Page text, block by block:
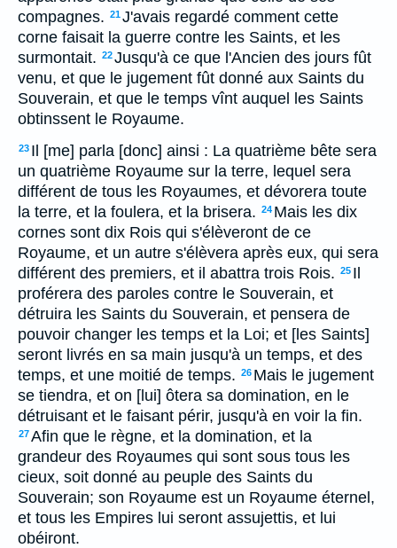
compagnes. 21J'avais regardé comment cette
corne faisait la guerre contre les Saints, et les
surmontait. 22Jusqu'à ce que l'Ancien des jours fût
venu, et que le jugement fût donné aux Saints du
Souverain, et que le temps vînt auquel les Saints
obtinssent le Royaume.
23 Il [me] parla [donc] ainsi : La quatrième bête sera
un quatrième Royaume sur la terre, lequel sera
différent de tous les Royaumes, et dévorera toute
la terre, et la foulera, et la brisera. 24 Mais les dix
cornes sont dix Rois qui s'élèveront de ce
Royaume, et un autre s'élèvera après eux, qui sera
différent des premiers, et il abattra trois Rois. 25 Il
proférera des paroles contre le Souverain, et
détruira les Saints du Souverain, et pensera de
pouvoir changer les temps et la Loi; et [les Saints]
seront livrés en sa main jusqu'à un temps, et des
temps, et une moitié de temps. 26 Mais le jugement
se tiendra, et on [lui] ôtera sa domination, en le
détruisant et le faisant périr, jusqu'à en voir la fin.
27Afin que le règne, et la domination, et la
grandeur des Royaumes qui sont sous tous les
cieux, soit donné au peuple des Saints du
Souverain; son Royaume est un Royaume éternel,
et tous les Empires lui seront assujettis, et lui
obéiront.